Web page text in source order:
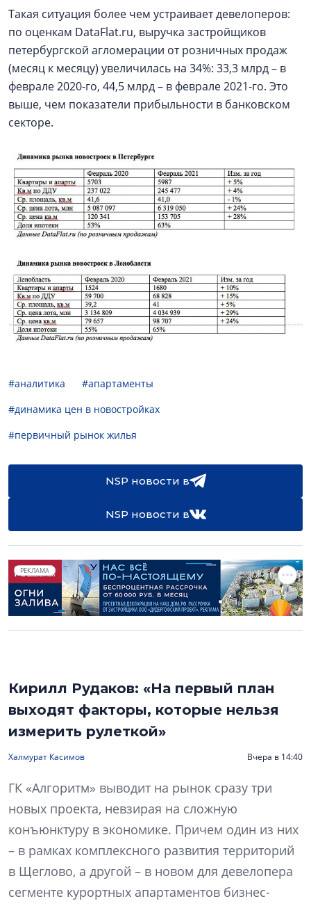
Такая ситуация более чем устраивает девелоперов:
по оценкам DataFlat.ru, выручка застройщиков
петербургской агломерации от розничных продаж
(месяц к месяцу) увеличилась на 34%: 33,3 млрд – в
феврале 2020-го, 44,5 млрд – в феврале 2021-го. Это
выше, чем показатели прибыльности в банковском
секторе.
#аналитика
#апартаменты
#динамика цен в новостройках
#первичный рынок жилья
NSP новости в
NSP новости в
РЕКЛАМА
Кирилл Рудаков: «На первый план
выходят факторы, которые нельзя
измерить рулеткой»
Халмурат Касимов Вчера в 14:40
ГК «Алгоритм» выводит на рынок сразу три
новых проекта, невзирая на сложную
конъюнктуру в экономике. Причем один из них
– в рамках комплексного развития территорий
в Щеглово, а другой – в новом для девелопера
сегменте курортных апартаментов бизнес-